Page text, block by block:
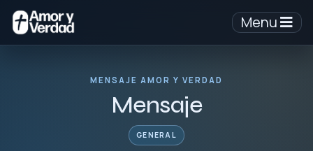
Menu
MENSAJE AMOR Y VERDAD
Mensaje
GENERAL